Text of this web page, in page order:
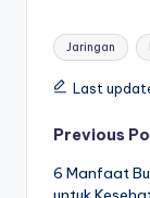
Tags:
Jaringan
Last
Post
Previous
6 Manfaat